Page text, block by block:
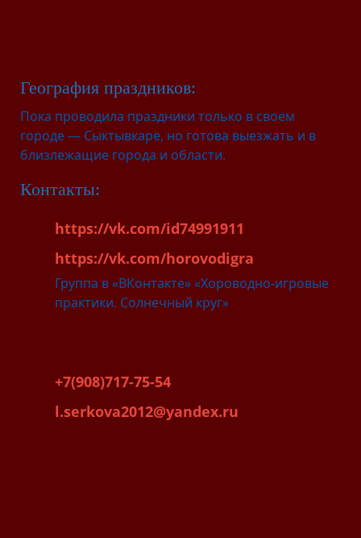
География праздников:
Пока проводила праздники только в своем
городе — Сыктывкаре, но готова выезжать и в
близлежащие города и области.
Контакты:
https://vk.com/id74991911
https://vk.com/horovodigra
Группа в «ВКонтакте» «Хороводно-игровые
практики. Солнечный круг»
+7(908)717-75-54
l.serkova2012@yandex.ru